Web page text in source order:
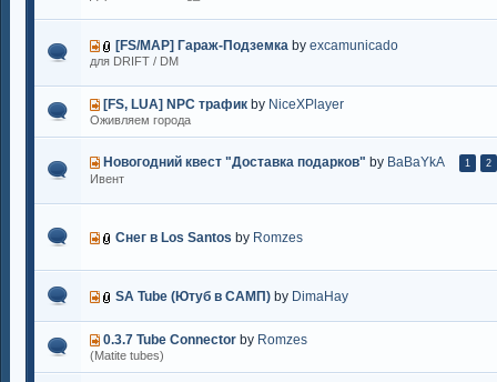
[FS/MAP] Гараж-Подземка by excamunicado
для DRIFT / DM
[FS, LUA] NPC трафик by NiceXPlayer
Оживляем города
Новогодний квест "Доставка подарков" by BaBaYkA 1 2
Ивент
Снег в Los Santos by Romzes
SA Tube (Ютуб в САМП) by DimaHay
0.3.7 Tube Connector by Romzes
(Matite tubes)